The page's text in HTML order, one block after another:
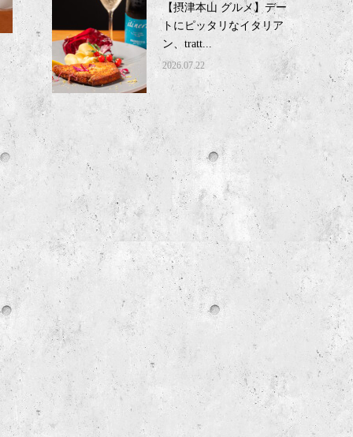
【摂津本山 グルメ】デー
トにピッタリなイタリア
ン、tratt...
2026.07.22